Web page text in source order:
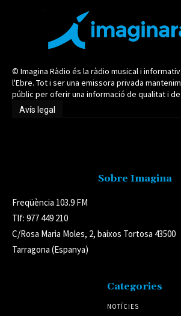
© Imagina Ràdio és la ràdio musical i
l'Ebre. Tot i ser una emissora privada
públic per oferir una informació de qualitat i
Avís legal
Sobre Imagina
Freqüència 103.9 FM
Tlf: 977 449 210
C/Rosa Maria Moles, 2, baixos Tortosa 43500
Tarragona (Espanya)
Categories
NOTÍCIES